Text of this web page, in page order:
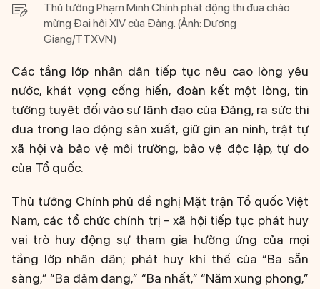
Thủ tướng Phạm Minh Chính phát động thi đua chào
mừng Đại hội XIV của Đảng. (Ảnh: Dương
Giang/TTXVN)
Các tầng lớp nhân dân tiếp tục nêu cao lòng yêu
nước, khát vọng cống hiến, đoàn kết một lòng, tin
tưởng tuyệt đối vào sự lãnh đạo của Đảng, ra sức thi
đua trong lao động sản xuất, giữ gìn an ninh, trật tự
xã hội và bảo vệ môi trường, bảo vệ độc lập, tự do
của Tổ quốc.
Thủ tướng Chính phủ đề nghị Mặt trận Tổ quốc Việt
Nam, các tổ chức chính trị - xã hội tiếp tục phát huy
vai trò huy động sự tham gia hưởng ứng của mọi
tầng lớp nhân dân; phát huy khí thế của “Ba sẵn
sàng,” “Ba đảm đang,” “Ba nhất,” “Năm xung phong,”